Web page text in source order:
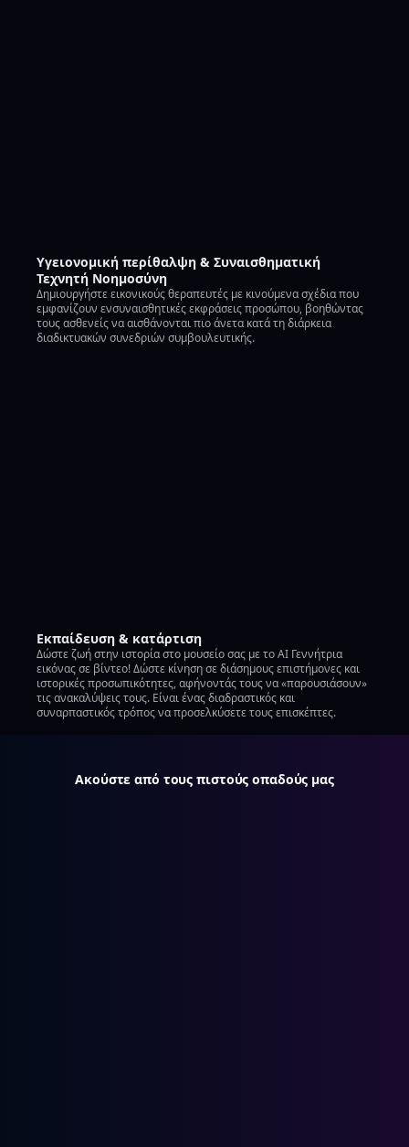
Υγειονομική περίθαλψη & Συναισθηματική
Τεχνητή Νοημοσύνη
Δημιουργήστε εικονικούς θεραπευτές με κινούμενα σχέδια που
εμφανίζουν ενσυναισθητικές εκφράσεις προσώπου, βοηθώντας
τους ασθενείς να αισθάνονται πιο άνετα κατά τη διάρκεια
διαδικτυακών συνεδριών συμβουλευτικής.
Εκπαίδευση & κατάρτιση
Δώστε ζωή στην ιστορία στο μουσείο σας με το AI Γεννήτρια
εικόνας σε βίντεο! Δώστε κίνηση σε διάσημους επιστήμονες και
ιστορικές προσωπικότητες, αφήνοντάς τους να «παρουσιάσουν»
τις ανακαλύψεις τους. Είναι ένας διαδραστικός και
συναρπαστικός τρόπος να προσελκύσετε τους επισκέπτες.
Ακούστε από τους πιστούς οπαδούς μας